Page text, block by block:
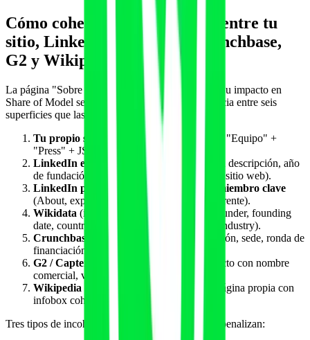
Cómo coherentizar la entidad entre tu
sitio, LinkedIn, Wikidata, Crunchbase,
G2 y Wikipedia
La página "Sobre nosotros" no funciona aislada. Su impacto en
Share of Model se multiplica cuando hay coherencia entre seis
superficies que las IAs leen en paralelo:
Tu propio sitio
(página "Sobre nosotros" + "Equipo" +
"Press" + JSON-LD schema).
LinkedIn empresa
(página de empresa con descripción, año
de fundación, sede, tamaño, especialidades, sitio web).
LinkedIn personal de cada fundador y miembro clave
(About, experiencia, formación, cargo coherente).
Wikidata (item con Q-ID, statements de founder, founding
date, country, official website, instance of, industry).
Crunchbase
(Company profile con fundación, sede, ronda de
financiación si aplica, equipo).
G2 / Capterra / GetApp
(página de producto con nombre
comercial, vendor info, año, ciudad).
Wikipedia (cuando alcanzas notabilidad, página propia con
infobox coherente).
Tres tipos de incoherencia que las IAs detectan y penalizan: